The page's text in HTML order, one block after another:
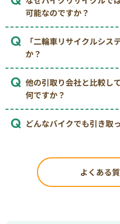
可能なのですか？
「二輪車リサイクルシス
か？
他の引取り会社と比較し
何ですか？
どんなバイクでも引き取
よくある